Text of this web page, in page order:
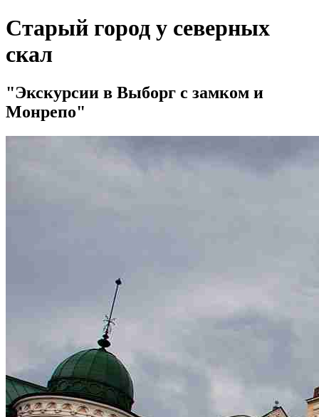
Старый город у северных
скал
Экскурсии в Выборг с замком и
Монрепо